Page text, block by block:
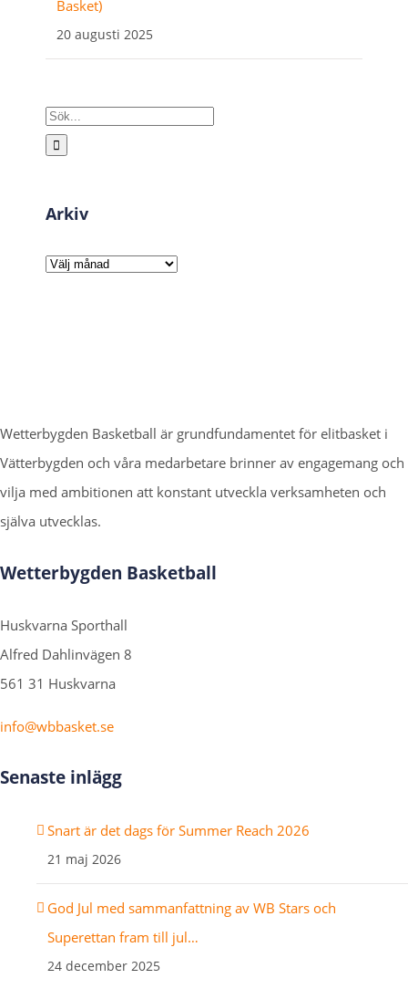
Basket)
20 augusti 2025
Sök
efter:
Arkiv
Arkiv
Wetterbygden Basketball är grundfundamentet för elitbasket i
Vätterbygden och våra medarbetare brinner av engagemang och
vilja med ambitionen att konstant utveckla verksamheten och
själva utvecklas.
Wetterbygden Basketball
Huskvarna Sporthall
Alfred Dahlinvägen 8
561 31 Huskvarna
info@wbbasket.se
Senaste inlägg
Snart är det dags för Summer Reach 2026
21 maj 2026
God Jul med sammanfattning av WB Stars och
Superettan fram till jul…
24 december 2025